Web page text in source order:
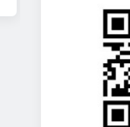
прикладного
«Волшебная